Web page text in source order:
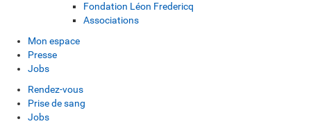
Fondation Léon Fredericq
Associations
Mon espace
Presse
Jobs
Rendez-vous
Prise de sang
Jobs